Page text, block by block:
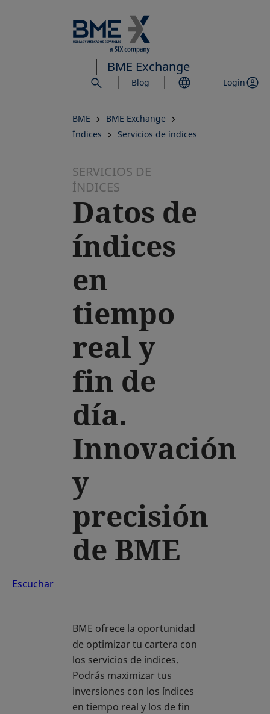
al
contenido
principal
BME Exchange
Blog Login
BME
BME Exchange
Índices
Servicios de índices
SERVICIOS DE
ÍNDICES
Datos de
índices
en
tiempo
real y
fin de
día.
Innovación
y
precisión
de BME
Escuchar
BME ofrece la oportunidad
de optimizar tu cartera con
los servicios de índices.
Podrás maximizar tus
inversiones con los índices
en tiempo real y los de fin